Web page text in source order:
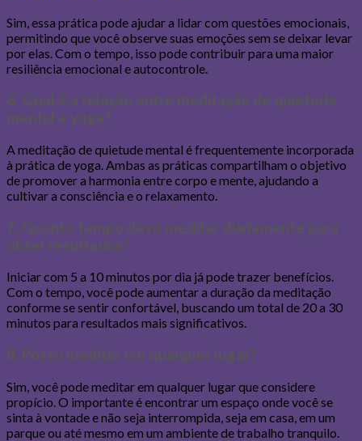
Sim, essa prática pode ajudar a lidar com questões emocionais,
permitindo que você observe suas emoções sem se deixar levar
por elas. Com o tempo, isso pode contribuir para uma maior
resiliência emocional e autocontrole.
6. Qual é a relação entre meditação de quietude
mental e yoga?
A meditação de quietude mental é frequentemente incorporada
à prática de yoga. Ambas as práticas compartilham o objetivo
de promover a harmonia entre corpo e mente, ajudando a
cultivar a consciência e o relaxamento.
7. Quanto tempo devo meditar diariamente para
obter resultados?
Iniciar com 5 a 10 minutos por dia já pode trazer benefícios.
Com o tempo, você pode aumentar a duração da meditação
conforme se sentir confortável, buscando um total de 20 a 30
minutos para resultados mais significativos.
8. Posso meditar em qualquer lugar?
Sim, você pode meditar em qualquer lugar que considere
propício. O importante é encontrar um espaço onde você se
sinta à vontade e não seja interrompida, seja em casa, em um
parque ou até mesmo em um ambiente de trabalho tranquilo.